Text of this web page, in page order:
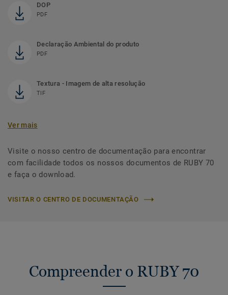
DOP
PDF
Declaração Ambiental do produto
PDF
Textura - Imagem de alta resolução
TIF
Ver mais
Visite o nosso centro de documentação para encontrar
com facilidade todos os nossos documentos de RUBY 70
e faça o download.
VISITAR O CENTRO DE DOCUMENTAÇÃO
Compreender o RUBY 70